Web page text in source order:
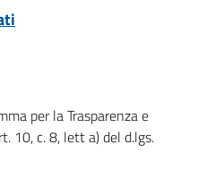
per la Trasparenza e
10, c. 8, lett a) del d.lgs.